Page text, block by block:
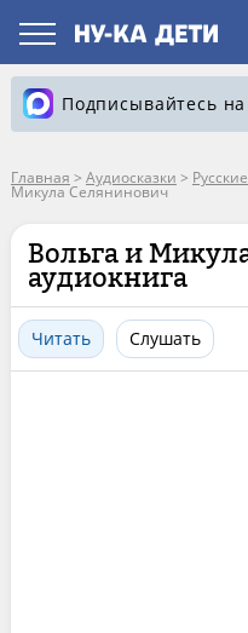
Подписывайтесь
Главная > Аудиосказки >
Микула Селянинович
Вольга и
аудиокнига
Читать Слушать